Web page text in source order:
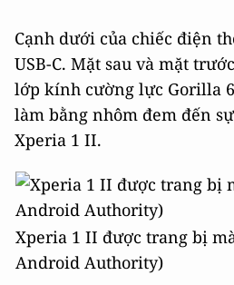
Cạnh dưới của chiếc điện
USB-C. Mặt sau và mặt
lớp kính cường lực Gorilla
làm bằng nhôm đem đến
Xperia 1 II.
Xperia 1 II được trang bị
Android Authority)